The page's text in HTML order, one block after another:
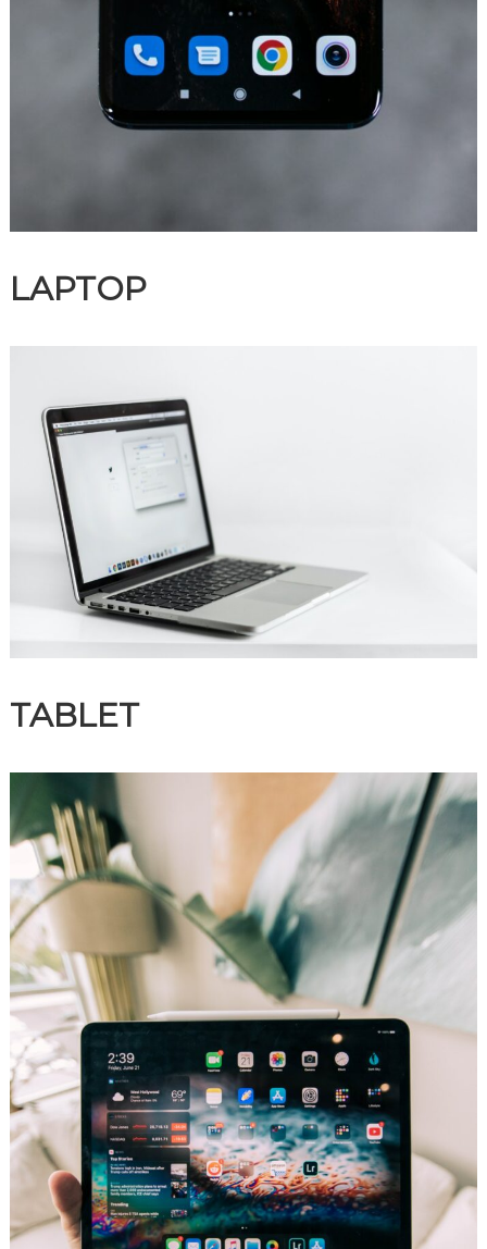
LAPTOP
TABLET